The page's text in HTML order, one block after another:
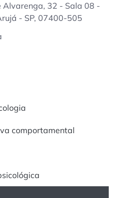
Alvarenga, 32 - Sala 08 -
- SP, 07400-505
comportamental